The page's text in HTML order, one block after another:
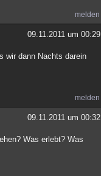
melden
09.11.2011 um 00:29
wir dann Nachts darein
melden
09.11.2011 um 00:32
Was erlebt? Was